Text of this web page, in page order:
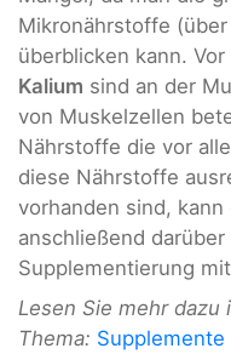
Mikronährstoffe
überblicken kann. Vor
Kalium sind an der
von Muskelzellen
Nährstoffe die vor
diese Nährstoffe
vorhanden sind,
anschließend
Supplementierung
Lesen Sie mehr dazu
Thema: